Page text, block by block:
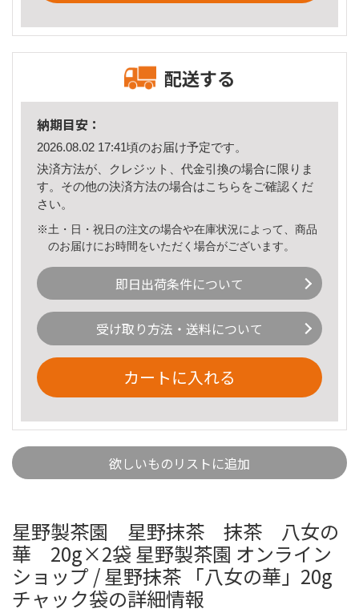
配送する
納期目安：
2026.08.02 17:41頃のお届け予定です。
決済方法が、クレジット、代金引換の場合に限りま
す。その他の決済方法の場合はこちら をご確認くだ
さい。
※土・日・祝日の注文の場合や在庫状況によって、商品
のお届けにお時間をいただく場合がございます。
即日出荷条件について
受け取り方法・送料について
カートに入れる
欲しいものリストに追加
星野製茶園 星野抹茶 抹茶 八女の
華 20g×2袋 星野製茶園 オンライン
ショップ / 星野抹茶 「八女の華」20g
チャック袋の詳細情報